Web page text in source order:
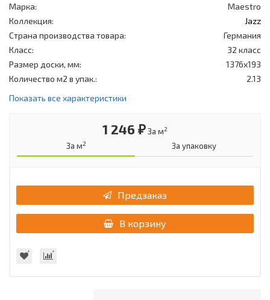
Марка:
Maestro
Коллекция:
Jazz
Страна производства товара:
Германия
Класс:
32 класс
Размер доски, мм:
1376x193
Количество м2 в упак.:
2.13
Показать все характеристики
1 246 ₽За м2
За м2 За упаковку
Предзаказ
В корзину